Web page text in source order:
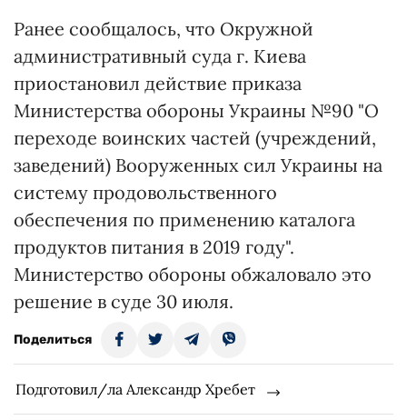
Ранее сообщалось, что Окружной
административный суда г. Киева
приостановил действие приказа
Министерства обороны Украины №90 "О
переходе воинских частей (учреждений,
заведений) Вооруженных сил Украины на
систему продовольственного
обеспечения по применению каталога
продуктов питания в 2019 году".
Министерство обороны обжаловало это
решение в суде 30 июля.
Поделиться
Подготовил/ла Александр Хребет